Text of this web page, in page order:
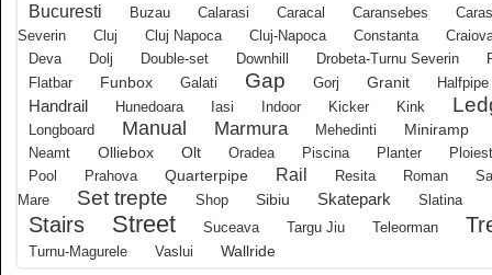
Calarasi
Calimanesti
Caransebes
Bucuresti Buzau Calarasi Caracal Caransebes
Severin
Cluj Cluj Napoca Cluj-Napoca Constanta
Deva
Dolj Double-set Downhill Drobeta-Turnu Severin
Flatbar
Funbox Galati Gap Gorj Granit Halfpipe
Handrail Hunedoara Iasi Indoor Kicker Kink
Longboard Manual Marmura Mehedinti
Miniramp
Neamt
Olliebox Olt Oradea Piscina Planter
Pool
Prahova Quarterpipe Rail Resita Roman
Mare
Set trepte Shop Sibiu Skatepark Slatina
Stairs Street Suceava Targu Jiu Teleorman
Turnu-Magurele Vaslui Wallride